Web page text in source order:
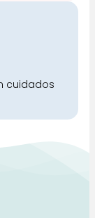
cuidados